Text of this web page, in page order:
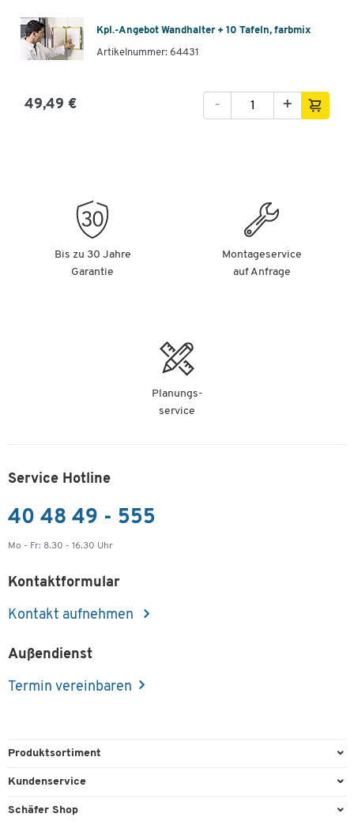
Kpl.-Angebot Wandhalter + 10 Tafeln, farbmix
Artikelnummer: 64431
49,49 € +
-
Bis zu 30 Jahre
Garantie
Montageservice
auf Anfrage
Planungs-
service
Service Hotline
40 48 49 - 555
Mo - Fr: 8.30 - 16.30 Uhr
Kontaktformular
Kontakt aufnehmen
Außendienst
Termin vereinbaren
Produktsortiment
Büroausstattung
Kundenservice
Direktbestellung
Schäfer Shop